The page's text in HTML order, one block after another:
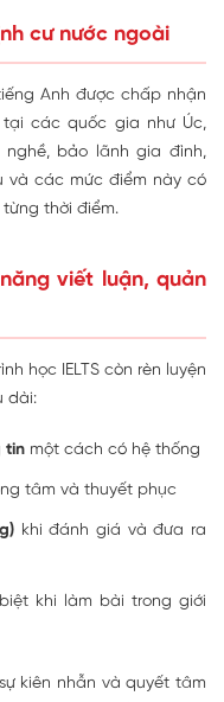
cư nước ngoài
Anh được chấp nhận
các quốc gia như Úc,
bảo lãnh gia đình,
và các mức điểm này có
thời điểm.
viết luận, quản
học IELTS còn rèn luyện
dài:
tin một cách có hệ thống
tâm và thuyết phục
khi đánh giá và đưa ra
khi làm bài trong giới
kiên nhẫn và quyết tâm